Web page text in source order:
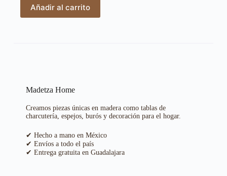
Añadir al carrito
Madetza Home
Creamos piezas únicas en madera como tablas de
charcutería, espejos, burós y decoración para el hogar.
✔ Hecho a mano en México
✔ Envíos a todo el país
✔ Entrega gratuita en Guadalajara